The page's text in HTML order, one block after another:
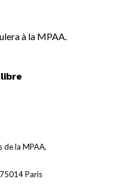
à la MPAA.
de la MPAA,
Paris